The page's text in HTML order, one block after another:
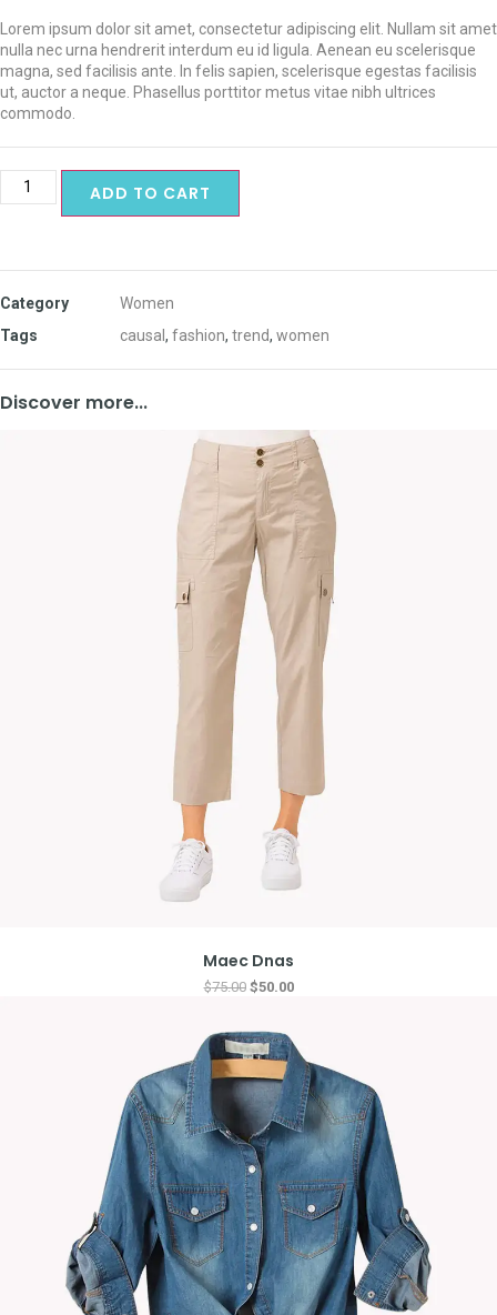
Lorem ipsum dolor sit amet, consectetur adipiscing elit. Nullam sit amet
nulla nec urna hendrerit interdum eu id ligula. Aenean eu scelerisque
magna, sed facilisis ante. In felis sapien, scelerisque egestas facilisis
ut, auctor a neque. Phasellus porttitor metus vitae nibh ultrices
commodo.
ADD TO CART
Category
Women
Tags
causal , fashion, trend, women
Discover more...
Maec Dnas
$75.00 $50.00